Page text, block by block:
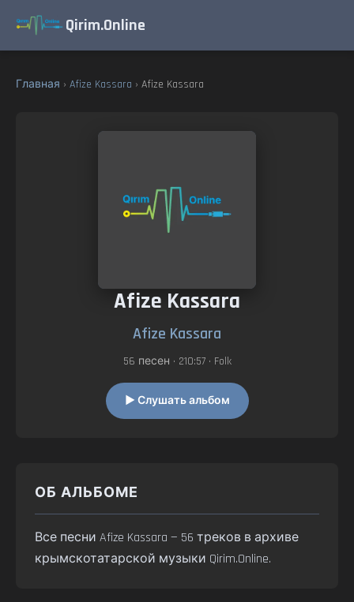
Qirim.Online
Главная › Afize Kassara › Afize Kassara
Afize Kassara
Afize Kassara
56 песен • 210:57 • Folk
▶ Слушать альбом
ОБ АЛЬБОМЕ
Все песни Afize Kassara — 56 треков в архиве
крымскотатарской музыки Qirim.Online.